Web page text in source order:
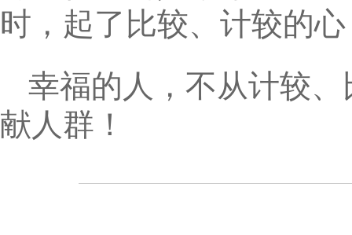
时，起了比较、计较的
幸福的人，不从计较
献人群！